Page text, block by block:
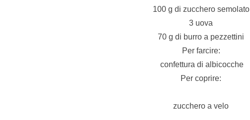
100 g di zucchero semolato
3 uova
70 g di burro a pezzettini
Per farcire:
confettura di albicocche
Per coprire:
zucchero a velo